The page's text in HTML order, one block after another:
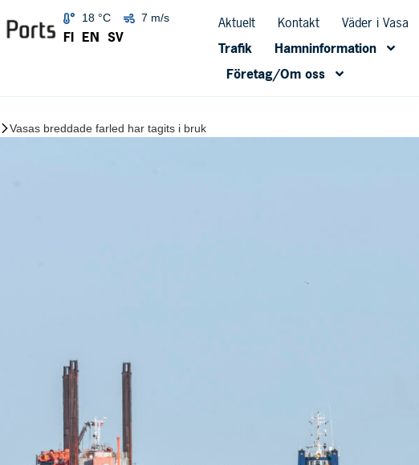
18 °C 7 m/s
FI EN SV
Aktuelt Kontakt Väder i Vasa
Trafik
Hamninformation
Företag/Om oss
Vasas breddade farled har tagits i bruk